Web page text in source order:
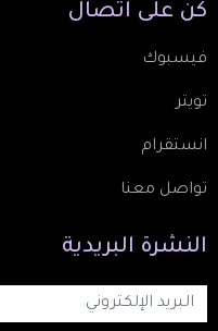
كُن على اتصال
فيسبوك
تويتر
انستقرام
تواصل معنا
النشرة البريدية